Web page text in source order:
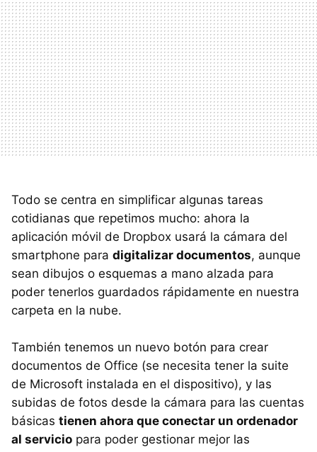
Todo se centra en simplificar algunas tareas
cotidianas que repetimos mucho: ahora la
aplicación móvil de Dropbox usará la cámara del
smartphone para digitalizar documentos, aunque
sean dibujos o esquemas a mano alzada para
poder tenerlos guardados rápidamente en nuestra
carpeta en la nube.
También tenemos un nuevo botón para crear
documentos de Office (se necesita tener la suite
de Microsoft instalada en el dispositivo), y las
subidas de fotos desde la cámara para las cuentas
básicas tienen ahora que conectar un ordenador
al servicio para poder gestionar mejor las